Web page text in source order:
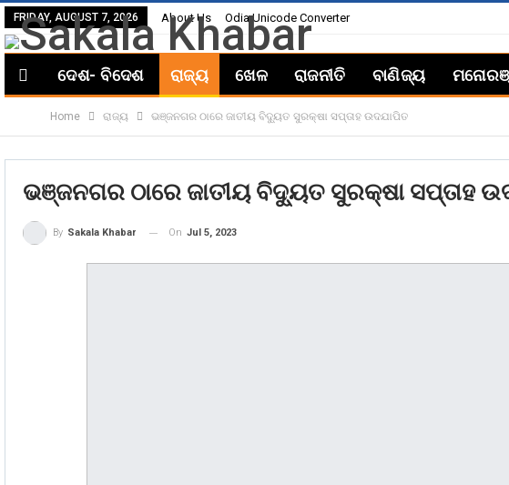
FRIDAY, AUGUST 7, 2026 About Us Odia Unicode Converter
ଦେଶ- ବିଦେଶ ରାଜ୍ୟ ଖେଳ ରାଜନୀତି ବାଣିଜ୍ୟ
Home ରାଜ୍ୟ ଭଞ୍ଜନଗର ଠାରେ ଜାତୀୟ ବିଦ୍ୟୁତ ସୁରକ୍ଷା ସପ୍ତାହ ଉଦଯାପିତ
ଭଞ୍ଜନଗର ଠାରେ ଜାତୀୟ ବିଦ୍ୟୁତ ସୁରକ୍ଷା ସପ୍ତାହ
By Sakala Khabar On Jul 5, 2023